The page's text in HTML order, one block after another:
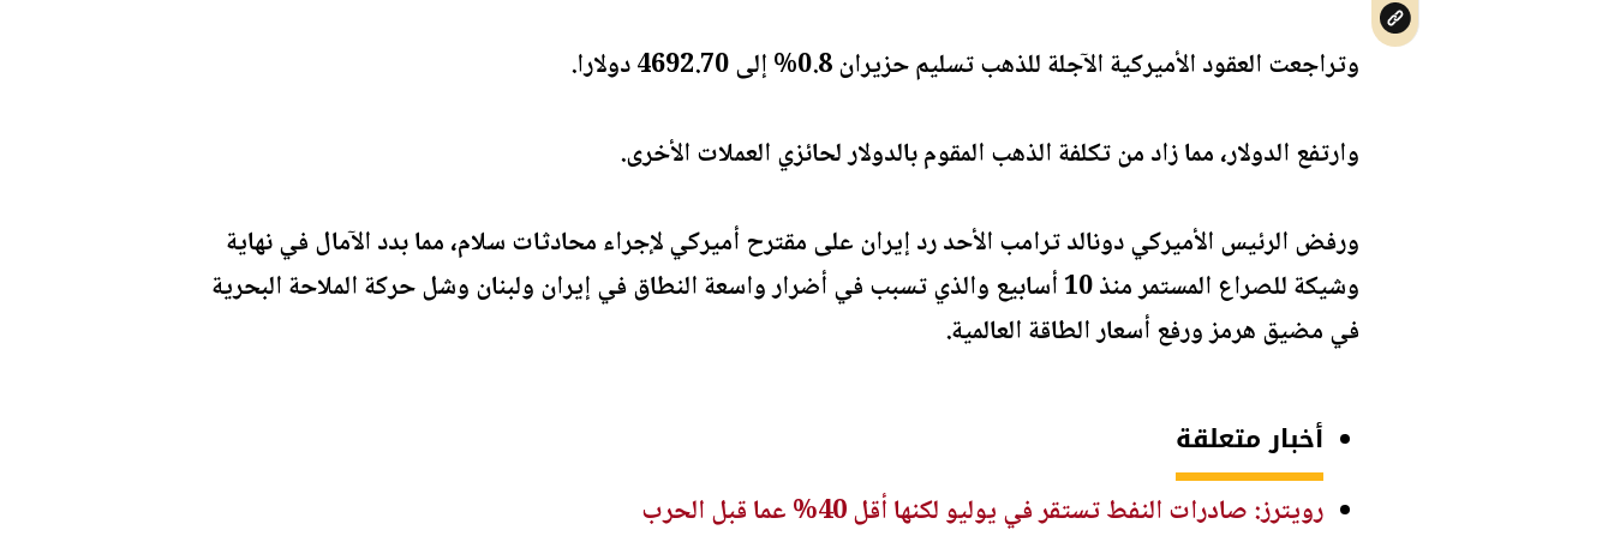
وتراجعت العقود الأميركية الآجلة للذهب تسليم حزيران 0.8% إلى 4692.70 دولارا.
وارتفع الدولار، مما زاد من تكلفة الذهب المقوم بالدولار لحائزي العملات الأخرى.
ورفض الرئيس الأميركي دونالد ترامب الأحد رد إيران على مقترح أميركي لإجراء محادثات سلام، مما بدد الآمال في نهاية
وشيكة للصراع المستمر منذ 10 أسابيع والذي تسبب في أضرار واسعة النطاق في إيران ولبنان وشل حركة الملاحة البحرية
في مضيق هرمز ورفع أسعار الطاقة العالمية.
أخبار متعلقة
رويترز: صادرات النفط تستقر في يوليو لكنها أقل 40% عما قبل الحرب